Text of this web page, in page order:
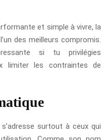
et simple à vivre, la
des meilleurs compromis.
si tu privilégies
limiter les contraintes de
surtout à ceux qui